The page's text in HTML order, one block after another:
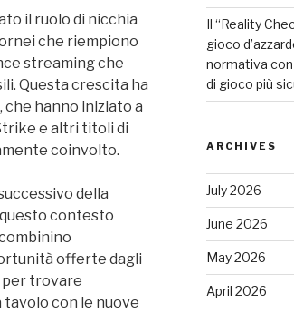
il ruolo di nicchia
che riempiono
streaming che
Questa crescita ha
hanno iniziato a
e altri titoli di
coinvolto.
della
contesto
offerte dagli
per trovare
con le nuove
Il “Reality
gioco
normativa
di gioco più
ARCHIVES
July 2026
June 2026
May 2026
April 2026